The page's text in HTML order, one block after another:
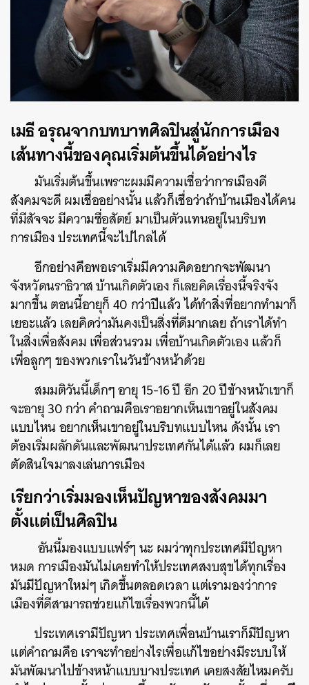
เมธี อรุณจากบทบาทศิลปินสู่นักการเมือง
เส้นทางนี้ของคุณเริ่มต้นขึ้นได้อย่างไร
มันเริ่มต้นขึ้นเพราะผมมีความเชื่อว่าการเมืองดี
สังคมจะดี ผมเชื่ออย่างนั้น แล้วก็เชื่อว่าถ้าบ้านเมืองได้คน
ที่มีสัจจะ มีความซื่อสัตย์ มาเป็นตัวแทนอยู่ในบริบท
การเมือง ประเทศนี้จะไปไกลได้
อีกอย่างคือพอเราเริ่มมีความคิดอยากจะพัฒนา
จังหวัดนราธิวาส บ้านเกิดตัวเอง ก็เลยคิดเรื่องนี้จริงจัง
มากขึ้น ตอนนี้อายุก็ 40 กว่าปีแล้ว ได้ทำสิ่งที่อยากทำมาก็
เยอะแล้ว เลยคิดว่ามันคงเป็นสิ่งที่ดีมากเลย ถ้าเราได้ทำ
ในสิ่งเพื่อสังคม เพื่อส่วนรวม เพื่อบ้านเกิดตัวเอง แล้วก็
เพื่อลูกๆ ของพวกเราในวันข้างหน้าด้วย
สมมติวันนี้เด็กๆ อายุ 15-16 ปี อีก 20 ปีข้างหน้าเขาก็
จะอายุ 30 กว่า คำถามคือเราอยากเห็นเขาอยู่ในสังคม
แบบไหน อยากเห็นเขาอยู่ในบริบทแบบไหน ดังนั้น เรา
ต้องเริ่มผลักดันและพัฒนาประเทศกันได้แล้ว ผมก็เลย
ตัดสินใจมาลงเล่นการเมือง
เรียกว่าเริ่มมองเห็นปัญหาของสังคมมา
ตั้งแต่เป็นศิลปิน
อันนี้มองแบบแฟร์ๆ นะ ผมว่าทุกประเทศมีปัญหา
หมด การเมืองมันไม่เคยทำให้ประเทศสงบสุขได้ทุกเรื่อง
มันมีปัญหาใหม่ๆ เกิดขึ้นตลอดเวลา แต่เรามองว่าการ
เมืองที่ดีสามารถช่วยแก้ไขเรื่องพวกนี้ได้
ประเทศเรามีปัญหา ประเทศเพื่อนบ้านเราก็มีปัญหา
แต่คำถามคือ เราจะทำอย่างไรเพื่อแก้ไขอย่างมีระบบให้
มันพัฒนาไปข้างหน้าแบบบางประเทศ เคยสงสัยไหมครับ